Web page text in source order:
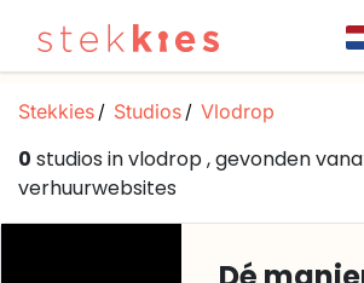
Stekkies Studios Vlodrop
0 studios in vlodrop , gevonden
verhuurwebsites